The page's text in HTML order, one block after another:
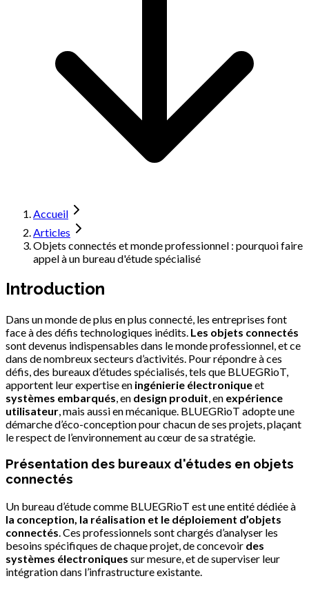
Accueil
Articles
Objets connectés et monde professionnel : pourquoi faire
appel à un bureau d'étude spécialisé
Introduction
Dans un monde de plus en plus connecté, les entreprises font
face à des défis technologiques inédits. Les objets connectés
sont devenus indispensables dans le monde professionnel, et ce
dans de nombreux secteurs d’activités. Pour répondre à ces
défis, des bureaux d’études spécialisés, tels que BLUEGRioT,
apportent leur expertise en ingénierie électroniqueet
systèmes embarqués , en design produit , en expérience
utilisateur , mais aussi en mécanique. BLUEGRioT adopte une
démarche d’éco-conception pour chacun de ses projets, plaçant
le respect de l’environnement au cœur de sa stratégie.
Présentation des bureaux d'études en objets
connectés
Un bureau d’étude comme BLUEGRioT est une entité dédiée à
la conception, la réalisation et le déploiement d’objets
connectés. Ces professionnels sont chargés d’analyser les
besoins spécifiques de chaque projet, de concevoir des
systèmes électroniques sur mesure, et de superviser leur
intégration dans l’infrastructure existante.